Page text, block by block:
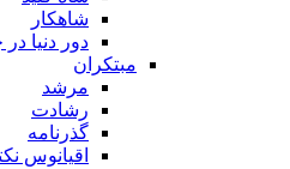
شاهکار
دور دنیا
مبتکران
مرشد
رشادت
گذرنامه
اقیانوس